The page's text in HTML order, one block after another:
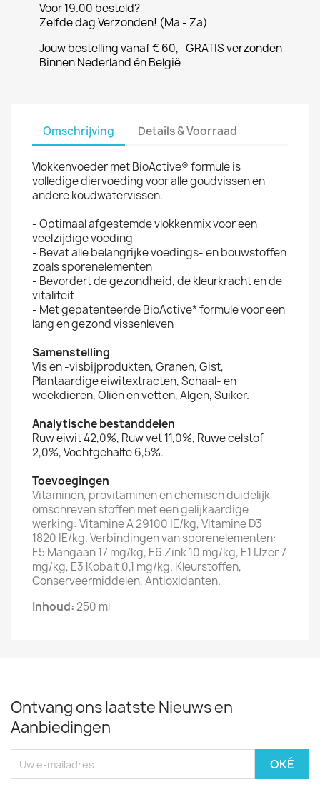
Voor 19.00 besteld?
Zelfde dag Verzonden! (Ma - Za)
Jouw bestelling vanaf € 60,- GRATIS verzonden
Binnen Nederland én België
Omschrijving Details & Voorraad
Vlokkenvoeder met BioActive® formule is
volledige diervoeding voor alle goudvissen en
andere koudwatervissen.
- Optimaal afgestemde vlokkenmix voor een
veelzijdige voeding
- Bevat alle belangrijke voedings- en bouwstoffen
zoals sporenelementen
- Bevordert de gezondheid, de kleurkracht en de
vitaliteit
- Met gepatenteerde BioActive* formule voor een
lang en gezond vissenleven
Samenstelling
Vis en -visbijprodukten, Granen, Gist,
Plantaardige eiwitextracten, Schaal- en
weekdieren, Oliën en vetten, Algen, Suiker.
Analytische bestanddelen
Ruw eiwit 42,0%, Ruw vet 11,0%, Ruwe celstof
2,0%, Vochtgehalte 6,5%.
Toevoegingen
Vitaminen, provitaminen en chemisch duidelijk
omschreven stoffen met een gelijkaardige
werking: Vitamine A 29100 IE/kg, Vitamine D3
1820 IE/kg. Verbindingen van sporenelementen:
E5 Mangaan 17 mg/kg, E6 Zink 10 mg/kg, E1 IJzer 7
mg/kg, E3 Kobalt 0,1 mg/kg. Kleurstoffen,
Conserveermiddelen, Antioxidanten.
Inhoud:250 ml
Ontvang ons laatste Nieuws en
Aanbiedingen